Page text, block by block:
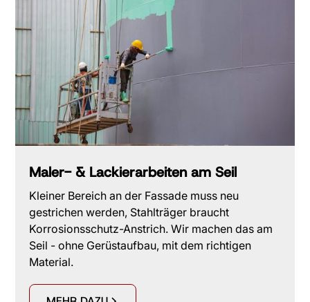
Maler- & Lackierarbeiten am Seil
Kleiner Bereich an der Fassade muss neu
gestrichen werden, Stahlträger braucht
Korrosionsschutz-Anstrich. Wir machen das am
Seil - ohne Gerüstaufbau, mit dem richtigen
Material.